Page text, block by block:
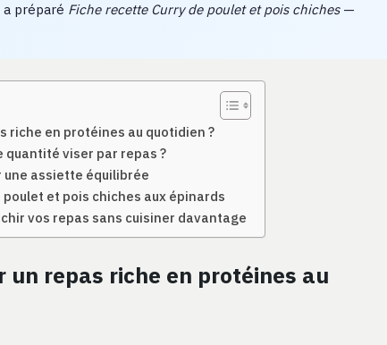
a préparé Fiche recette Curry de poulet et pois chiches—
riche en protéines au quotidien ?
quantité viser par repas ?
une assiette équilibrée
et pois chiches aux épinards
vos repas sans cuisiner davantage
un repas riche en protéines au